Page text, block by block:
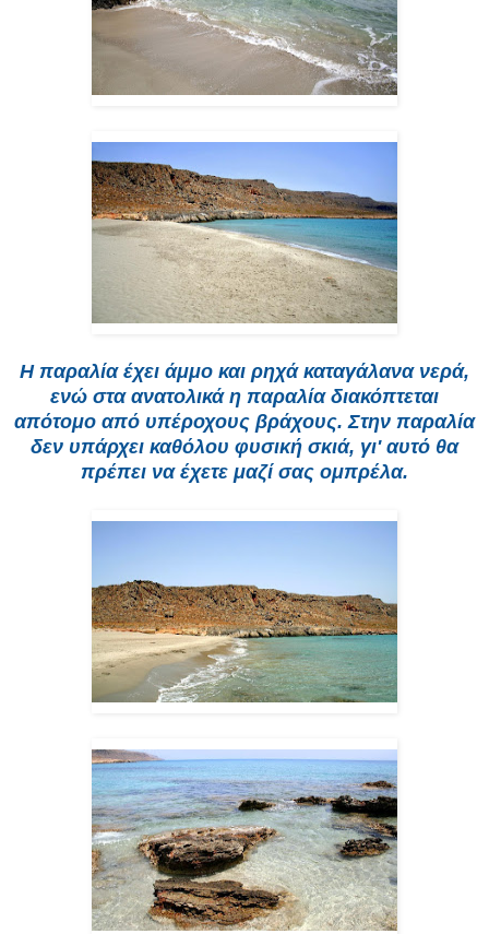
Η παραλία έχει άμμο και ρηχά καταγάλανα νερά,
ενώ στα ανατολικά η παραλία διακόπτεται
απότομο από υπέροχους βράχους. Στην παραλία
δεν υπάρχει καθόλου φυσική σκιά, γι' αυτό θα
πρέπει να έχετε μαζί σας ομπρέλα.